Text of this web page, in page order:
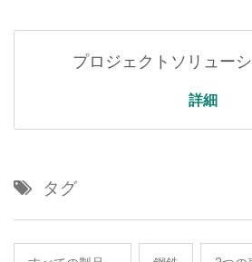
プロジェクトソリュー
詳細
タグ